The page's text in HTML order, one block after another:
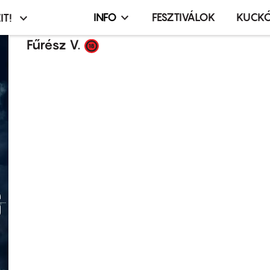
Infó,
esemény,
INFO FESZTIVÁLOK
Fűrész V.